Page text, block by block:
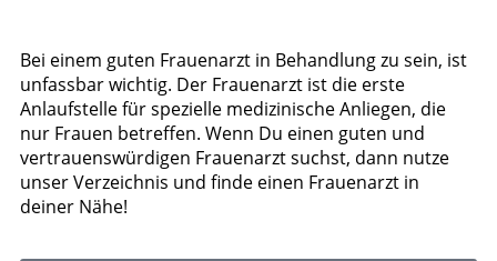
Bei einem guten Frauenarzt in Behandlung zu sein, ist
unfassbar wichtig. Der Frauenarzt ist die erste
Anlaufstelle für spezielle medizinische Anliegen, die
nur Frauen betreffen. Wenn Du einen guten und
vertrauenswürdigen Frauenarzt suchst, dann nutze
unser Verzeichnis und finde einen Frauenarzt in
deiner Nähe!